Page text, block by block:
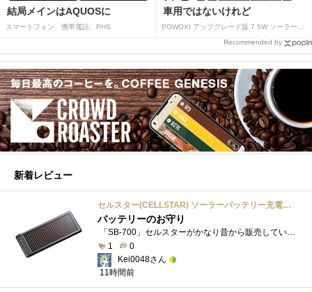
結局メインはAQUOSに
スマートフォン、携帯電話、PHS
車用ではないけれど
POWOXI アップグレード版 7.5W ソーラーバッテリートリクルチャージャーメンテナー 12V ポータブル防水ソーラーパネル トリクル充電キット 車、自動車、オートバイ、ボート、マリン、RV、トレーラー、スノーモービルなど用
Recommended by
新着レビュー
セルスター(CELLSTAR) ソーラーバッテリー充電器 SB-700 DC12V専用
バッテリーのお守り
1
0
Kei0048さん
11時間前